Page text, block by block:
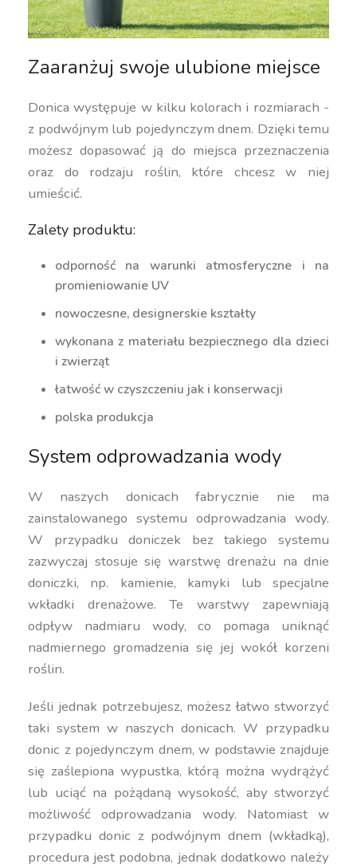
Zaaranżuj swoje ulubione miejsce
Donica występuje w kilku kolorach i rozmiarach -
z podwójnym lub pojedynczym dnem. Dzięki temu
możesz dopasować ją do miejsca przeznaczenia
oraz do rodzaju roślin, które chcesz w niej
umieścić.
Zalety produktu:
odporność na warunki atmosferyczne i na
promieniowanie UV
nowoczesne, designerskie kształty
wykonana z materiału bezpiecznego dla dzieci
i zwierząt
łatwość w czyszczeniu jak i konserwacji
polska produkcja
System odprowadzania wody
W naszych donicach fabrycznie nie ma
zainstalowanego systemu odprowadzania wody.
W przypadku doniczek bez takiego systemu
zazwyczaj stosuje się warstwę drenażu na dnie
doniczki, np. kamienie, kamyki lub specjalne
wkładki drenażowe. Te warstwy zapewniają
odpływ nadmiaru wody, co pomaga uniknąć
nadmiernego gromadzenia się jej wokół korzeni
roślin.
Jeśli jednak potrzebujesz, możesz łatwo stworzyć
taki system w naszych donicach. W przypadku
donic z pojedynczym dnem, w podstawie znajduje
się zaślepiona wypustka, którą można wydrążyć
lub uciąć na pożądaną wysokość, aby stworzyć
możliwość odprowadzania wody. Natomiast w
przypadku donic z podwójnym dnem (wkładką),
procedura jest podobna, jednak dodatkowo należy